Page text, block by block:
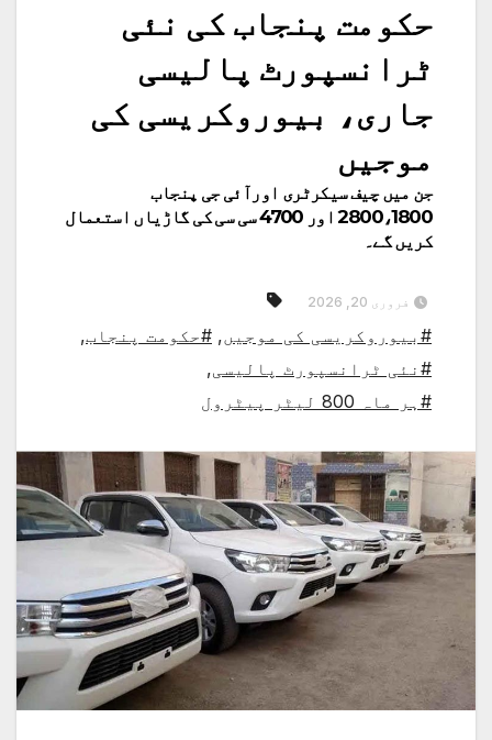
حکومت پنجاب کی نئی
ٹرانسپورٹ پالیسی
جاری، بیوروکریسی کی
موجیں
جن میں چیف سیکرٹری اورآئی جی پنجاب
2800،1800 اور 4700 سی سی کی گاڑیاں استعمال
کریں گے۔
فروری 20, 2026
#بیوروکریسی کی موجیں, #حکومت پنجاب,
#نئی ٹرانسپورٹ پالیسی,
#ہر ماہ 800 لیٹر پیٹرول